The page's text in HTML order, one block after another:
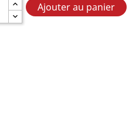
Ajouter au panier